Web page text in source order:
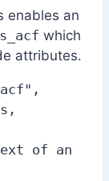
enables an
which
attributes.